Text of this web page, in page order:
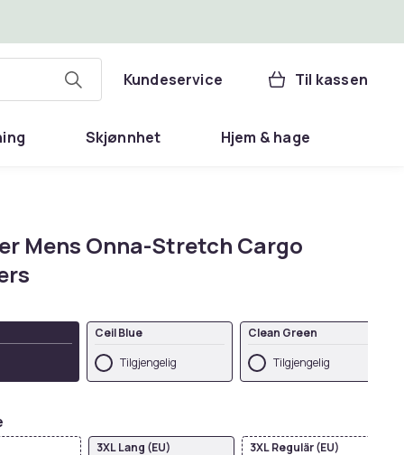
Kundeservice Til kassen
Skjønnhet Hjem & hage
Mens Onna-Stretch Cargo
Ceil Blue
Tilgjengelig
Clean Green
Tilgjengelig
3XL Lang (EU)
3XL Regulär (EU)